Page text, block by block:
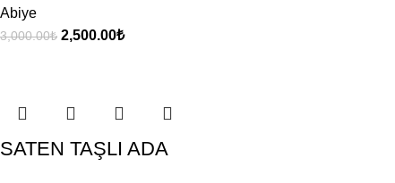
Abiye
3,000.00₺ 2,500.00₺
SATEN TAŞLI ADA